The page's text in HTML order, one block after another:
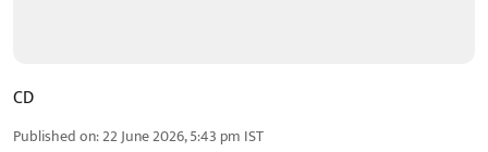
CD
Published on:22 June 2026, 5:43 pm IST